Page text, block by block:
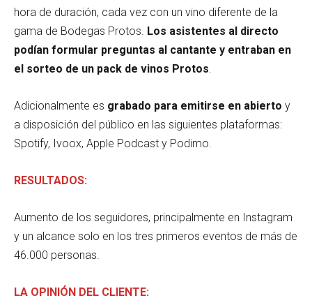
hora de duración, cada vez con un vino diferente de la
gama de Bodegas Protos. Los asistentes al directo
podían formular preguntas al cantante y entraban en
el sorteo de un pack de vinos Protos
Adicionalmente es grabado para emitirse en abierto y
a disposición del público en las siguientes plataformas:
Spotify, Ivoox, Apple Podcast y Podimo.
RESULTADOS:
Aumento de los seguidores, principalmente en Instagram
y un alcance solo en los tres primeros eventos de más de
46.000 personas.
LA OPINIÓN DEL CLIENTE: